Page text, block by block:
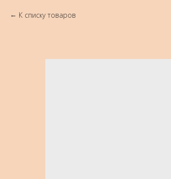
К списку товаров